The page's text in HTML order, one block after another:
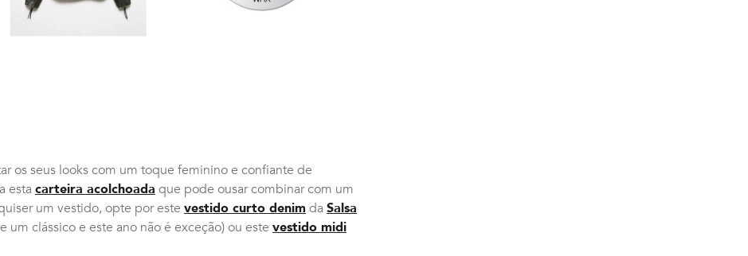
os seus looks com um toque feminino e confiante de
esta carteira acolchoada que pode ousar combinar com um
um vestido, opte por este vestido curto denim da Salsa
um clássico e este ano não é exceção) ou este vestido midi